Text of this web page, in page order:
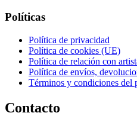
Políticas
Política de privacidad
Política de cookies (UE)
Política de relación con
Política de envíos,
Términos y condiciones del
Contacto